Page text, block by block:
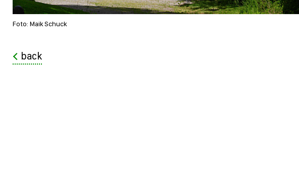
Foto: Maik Schuck
back